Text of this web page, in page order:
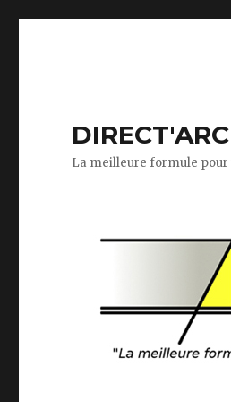
La meilleure formule pour